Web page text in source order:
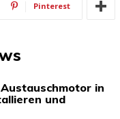
Pinterest
in
und